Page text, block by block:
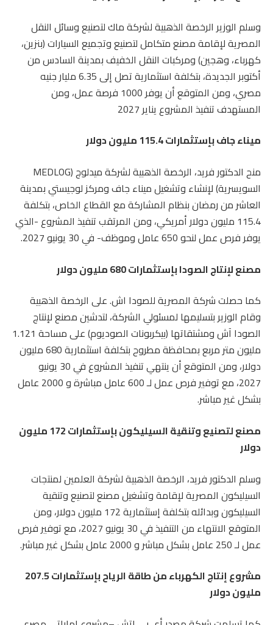
وسلم الوزير الرخصة الذهبية لشركة ماك لتصنيع وسائل النقل
المصرية لإقامة مصنع متكامل لتصنيع وتجميع السيارات (بنزين،
كهرباء، وهجين) ومركبات النقل الخفيف بمدينة السادس من
أكتوبر الجديدة، بتكلفة استثمارية تصل إلى 6.35 مليار جنيه
مصري، ومن المتوقع أن يوفر 1000 فرصة عمل، ومن
المستهدف تنفيذ المشروع يناير 2027
ميناء جاف بإستثمارات 115.4 مليون دولار
منح الدكتور فريد، الرخصة الذهبية لشركة ميدلوج (MEDLOG
السويسرية) لإنشاء وتشغيل ميناء جاف ومركز لوجيستي بمدينة
العاشر من رمضان بنظام المشاركة مع القطاع الخاص، بتكلفة
115.4 مليون دولار أمريكي، ومن المرتقب تنفيذ المشروع -الذي
يوفر فرص عمل لنحو 650 عامل وموظف- في 30 يونيو 2027.
مصنع لإنتاج الصودا بإستثمارات 680 مليون دولار
كما حصلت شركة المصرية للصودا اش. على الرخصة الذهبية
وقام الوزير بتسليمها لمسئولي الشركة، لتدشين مصنع لإنتاج
الصودا آش ومشتقاتها (بيكربونات الصوديوم) على مساحة 1.121
مليون متر مربع بمحافظة مطروح بتكلفة استثمارية 680 مليون
دولار، ومن المتوقع أن ينتهي تنفيذ المشروع في 30 يونيو
2027، مع توفير فرص عمل لـ 600 عامل مباشرة و 2000 عامل
بشكل غير مباشر.
مصنع لتصنيع وتنقية السيليكون بإستثمارات 172 مليون
دولار
وسلم الدكتور فريد، الرخصة الذهبية لشركة العلمين لمنتجات
السيليكون المصرية لإقامة وتشغيل مصنع لتصنيع وتنقية
السيليكون وبدائله بتكلفة إستثمارية 172 مليون دولار، ومن
المتوقع الانتهاء من التنفيذ في 30 يونيو 2027، مع توفير فرص
عمل لـ 250 عامل بشكل مباشر و 2000 عامل بشكل غير مباشر.
مشروع إنتاج الكهرباء من طاقة الرياح بإستثمارات 207.5
مليون دولار